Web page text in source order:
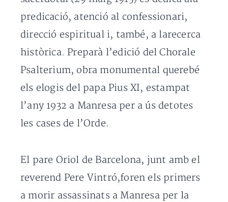
predicació, atenció al confessionari,
direcció espiritual i, també, a larecerca
històrica. Preparà l’edició del Chorale
Psalterium, obra monumental querebé
els elogis del papa Pius XI, estampat
l’any 1932 a Manresa per a ús detotes
les cases de l’Orde.
El pare Oriol de Barcelona, junt amb el
reverend Pere Vintró,foren els primers
a morir assassinats a Manresa per la